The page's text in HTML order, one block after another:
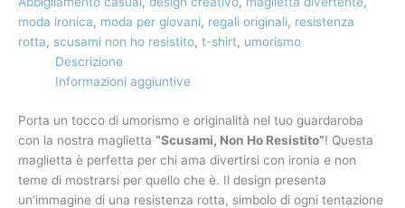
moda ironica, moda per giovani, regali originali, resistenza
rotta, scusami non ho resistito, t-shirt, umorismo
Descrizione
Informazioni aggiuntive
Porta un tocco di umorismo e originalità nel tuo guardaroba
con la nostra maglietta “Scusami, Non Ho Resistito”! Questa
maglietta è perfetta per chi ama divertirsi con ironia e non
teme di mostrarsi per quello che è. Il design presenta
un’immagine di una resistenza rotta, simbolo di ogni tentazione